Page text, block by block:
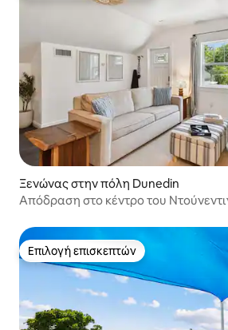
Ξενώνας στην πόλη Dunedin
Απόδραση στο κέντρο του
Επιλογή επισκεπτών
Επιλογή επισκεπτών